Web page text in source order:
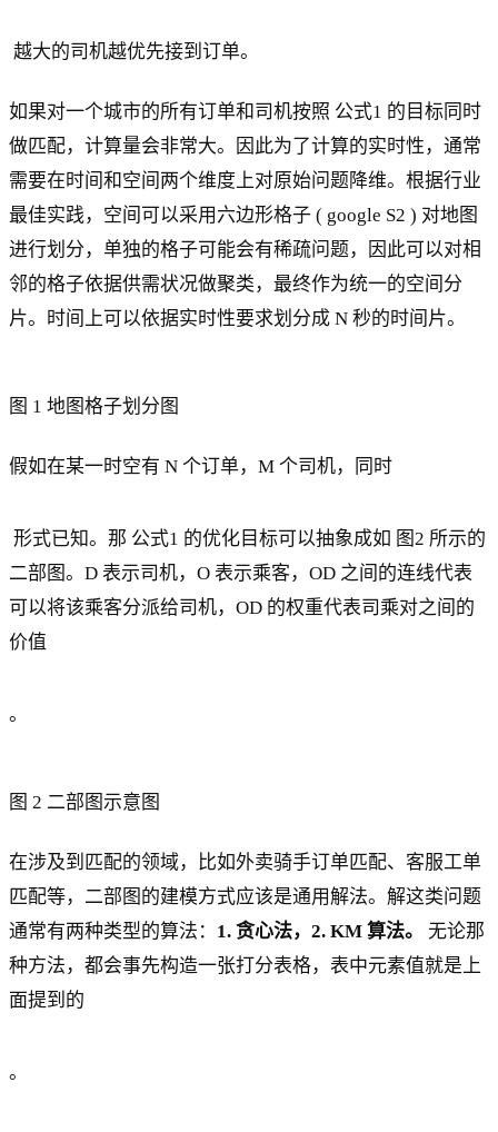
越大的司机越优先接到订单。
如果对一个城市的所有订单和司机按照 公式1 的目标同时
做匹配，计算量会非常大。因此为了计算的实时性，通常
需要在时间和空间两个维度上对原始问题降维。根据行业
最佳实践，空间可以采用六边形格子 ( google S2 ) 对地图
进行划分，单独的格子可能会有稀疏问题，因此可以对相
邻的格子依据供需状况做聚类，最终作为统一的空间分
片。时间上可以依据实时性要求划分成 N 秒的时间片。
图 1 地图格子划分图
假如在某一时空有 N 个订单，M 个司机，同时
形式已知。那 公式1 的优化目标可以抽象成如 图2 所示的
二部图。D 表示司机，O 表示乘客，OD 之间的连线代表
可以将该乘客分派给司机，OD 的权重代表司乘对之间的
价值
。
图 2 二部图示意图
在涉及到匹配的领域，比如外卖骑手订单匹配、客服工单
匹配等，二部图的建模方式应该是通用解法。解这类问题
通常有两种类型的算法： 1. 贪心法，2. KM 算法。
无论那
种方法，都会事先构造一张打分表格，表中元素值就是上
面提到的
。